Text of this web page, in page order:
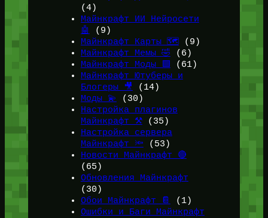
(4)
Майнкрафт ИИ Нейросети
🤖
(9)
Майнкрафт Карты 🗺️(9)
Майнкрафт Мемы 🤣 (6)
Майнкрафт Моды 🟩 (61)
Майнкрафт Ютуберы и
Блогеры 🎥
(14)
Моды 💫
(30)
Настройка плагинов
Майнкрафт ⚒️(35)
Настройка сервера
Майнкрафт 🔦 (53)
Новости Майнкрафт 🔴
(65)
Обновления Майнкрафт
(30)
Обои Майнкрафт 📔
(1)
Ошибки и Баги Майнкрафт